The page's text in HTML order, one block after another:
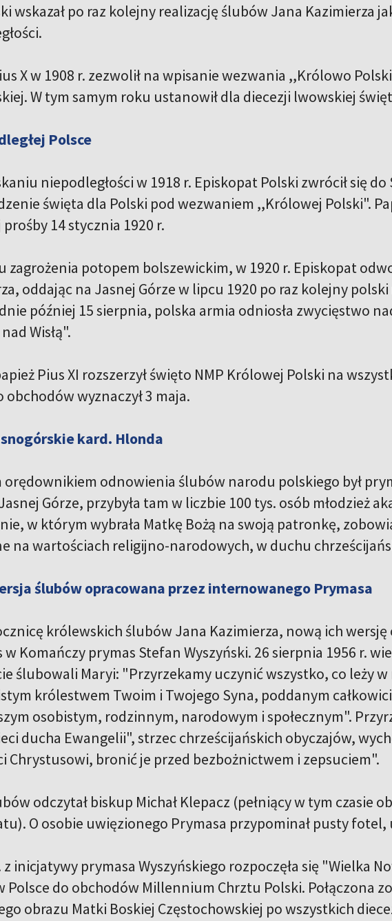
wskazał po raz kolejny realizację ślubów Jana Kazimierza
X w 1908 r. zezwolił na wpisanie wezwania ,,Królowo
W tym samym roku ustanowił dla diecezji lwowskiej
Polsce
niepodległości w 1918 r. Episkopat Polski zwrócił się
święta dla Polski pod wezwaniem ,,Królowej Polski".
14 stycznia 1920 r.
zagrożenia potopem bolszewickim, w 1920 r. Episkopat
oddając na Jasnej Górze w lipcu 1920 po raz kolejny
później 15 sierpnia, polska armia odniosła zwycięstwo
Wisłą".
Pius XI rozszerzył święto NMP Królowej Polski na
obchodów wyznaczył 3 maja.
kard. Hlonda
orędownikiem odnowienia ślubów narodu polskiego był
Górze, przybyła tam w liczbie 100 tys. osób młodzież
w którym wybrała Matkę Bożą na swoją patronkę,
na wartościach religijno-narodowych, w duchu
ślubów opracowana przez internowanego Prymasa
królewskich ślubów Jana Kazimierza, nową ich
w Komańczy prymas Stefan Wyszyński. 26 sierpnia 1956 r.
ślubowali Maryi: "Przyrzekamy uczynić wszystko, co leży w
królestwem Twoim i Twojego Syna, poddanym
osobistym, rodzinnym, narodowym i społecznym".
ducha Ewangelii", strzec chrześcijańskich obyczajów,
Chrystusowi, bronić je przed bezbożnictwem i zepsuciem".
odczytał biskup Michał Klepacz (pełniący w tym czasie
O osobie uwięzionego Prymasa przypominał pusty
z inicjatywy prymasa Wyszyńskiego rozpoczęła się "Wielka
Polsce do obchodów Millennium Chrztu Polski. Połączona
obrazu Matki Boskiej Częstochowskiej po wszystkich